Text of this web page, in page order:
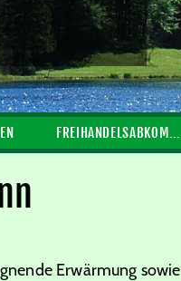
FREIHANDELSABKOMMEN
Erwärmung sowie